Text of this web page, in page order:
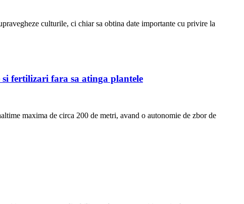
culturile, ci chiar sa obtina date importante cu privire la
fertilizari fara sa atinga plantele
maxima de circa 200 de metri, avand o autonomie de zbor de